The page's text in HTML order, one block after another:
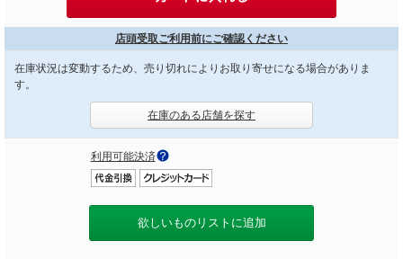
店頭受取ご利用前にご確認ください
在庫状況は変動するため、売り切れによりお取り寄せになる場合がありま
す。
在庫のある店舗を探す
利用可能決済
欲しいものリストに追加